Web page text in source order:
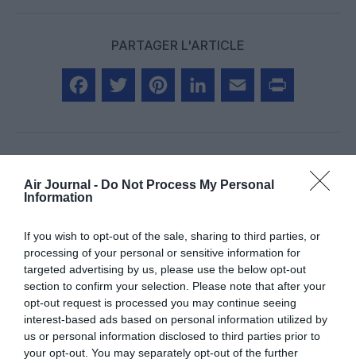
Air Journal - Do Not Process My Personal
Information
If you wish to opt-out of the sale, sharing to third parties, or
processing of your personal or sensitive information for
targeted advertising by us, please use the below opt-out
section to confirm your selection. Please note that after your
opt-out request is processed you may continue seeing
interest-based ads based on personal information utilized by
us or personal information disclosed to third parties prior to
your opt-out. You may separately opt-out of the further
PARTAGER L'ARTICLE
COMMENTAIRE(S)
XLR a commenté :
11 septembre 2025 - 15 h
Etihad, Iberia, TAP et maintenant A.Canada, on voit que le
confort est de mise avec de belles cabines business.
RÉPONDRE